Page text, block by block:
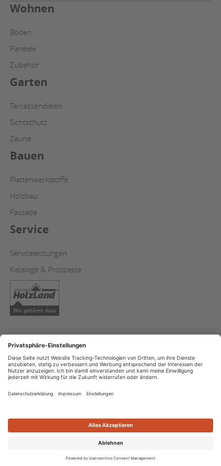
Wohnen
Böden
Paneele
Zubehör
Garten
Terrassendielen
Sichtschutz
Zäune
Bauen
Plattenwerkstoffe
Holzbau
Fassade
Service
Serviceleistungen
Kataloge & Prospekte
AGB
Datenschutz
Impressum
Streitschlichtung